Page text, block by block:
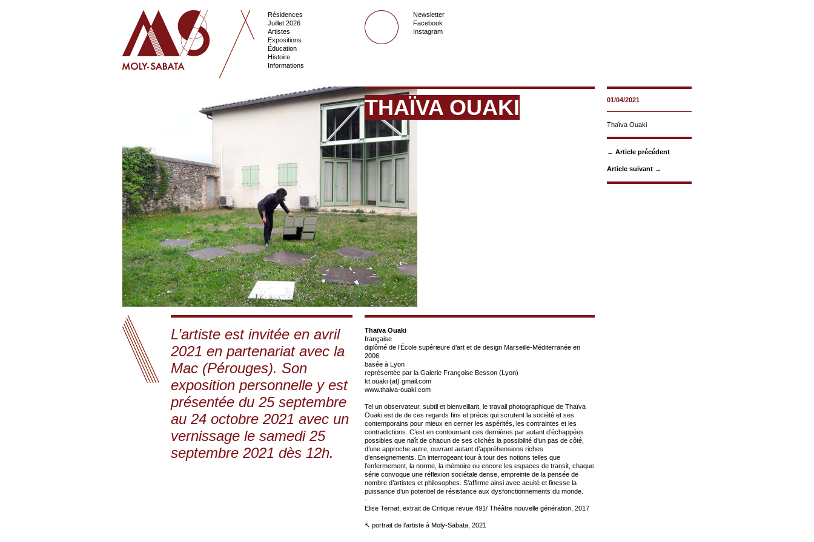
Résidences
Juillet 2026
Artistes
Expositions
Éducation
Histoire
Informations
Newsletter
Facebook
Instagram
THAÏVA OUAKI
L’artiste est invitée en avril
2021 en partenariat avec la
Mac (Pérouges). Son
exposition personnelle y est
présentée du 25 septembre
au 24 octobre 2021 avec un
vernissage le samedi 25
septembre 2021 dès 12h.
Thaïva Ouaki
française
diplômé de l’École supérieure d’art et de design Marseille-Méditerranée en
2006
basée à Lyon
représentée par la Galerie Françoise Besson (Lyon)
kt.ouaki (at) gmail.com
www.thaiva-ouaki.com
Tel un observateur, subtil et bienveillant, le travail photographique de Thaïva
Ouaki est de de ces regards fins et précis qui scrutent la société et ses
contemporains pour mieux en cerner les aspérités, les contraintes et les
contradictions. C’est en contournant ces dernières par autant d’échappées
possibles que naît de chacun de ses clichés la possibilité d’un pas de côté,
d’une approche autre, ouvrant autant d’appréhensions riches
d’enseignements. En interrogeant tour à tour des notions telles que
l’enfermement, la norme, la mémoire ou encore les espaces de transit, chaque
série convoque une réflexion sociétale dense, empreinte de la pensée de
nombre d’artistes et philosophes. S’affirme ainsi avec acuité et finesse la
puissance d’un potentiel de résistance aux dysfonctionnements du monde.
-
Elise Ternat, extrait de Critique revue 491/ Théâtre nouvelle génération, 2017
↖ portrait de l’artiste à Moly-Sabata, 2021
01/04/2021
Thaïva Ouaki
← Article précédent
Article suivant →